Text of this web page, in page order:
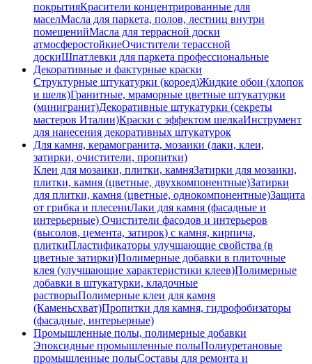
покрытияКрасители концентрированные для
маселМасла для паркета, полов, лестниц внутри
помещенийМасла для террасной доски
атмосферостойкиеОчистители терассной
доскиШпатлевки для паркета профессиональные
Декоративные и фактурные краски
Структурные штукатурки (короед)Жидкие обои (хлопок
и шелк)Гранитные, мраморные цветные штукатурки
(минигранит)Декоративные штукатурки (секреты
мастеров Италии)Краски с эффектом шелкаИнструмент
для нанесения декоративных штукатурок
Для камня, керамогранита, мозаики (лаки, клеи,
затирки, очистители, пропитки)
Клеи для мозаики, плитки, камняЗатирки для мозаики,
плитки, камня (цветные, двухкомпонентные)Затирки
для плитки, камня (цветные, однокомпонентные)Защита
от грибка и плесениЛаки для камня (фасадные и
интерьерные) Очистители фасодов и интерьеров
(высолов, цемента, затирок) с камня, кирпича,
плиткиПластификаторы улучшающие свойства (в
цветные затирки)Полимерные добавки в плиточные
клея (улучшающие характеристики клеев)Полимерные
добавки в штукатурки, кладочные
растворыПолимерные клеи для камня
(Каменьсхват)Пропитки для камня, гидрофобизаторы
(фасадные, интерьерные)
Промышленные полы, полимерные добавки
Эпоксидные промышленные полыПолиуретановые
промышленные полыСоставы для ремонта и